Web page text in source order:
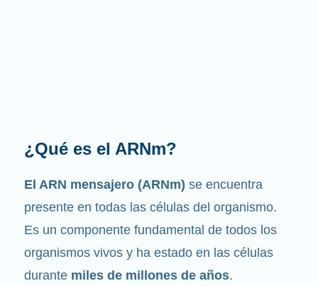
¿Cuál es la función que
Como su nombre indica, el ARNm es un
mensajero. Interactúa con otros componentes
de las células que ayudan a sintetizar las
proteínas.